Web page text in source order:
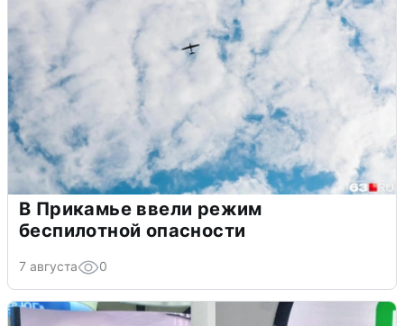
В Прикамье ввели режим
беспилотной опасности
7 августа 0